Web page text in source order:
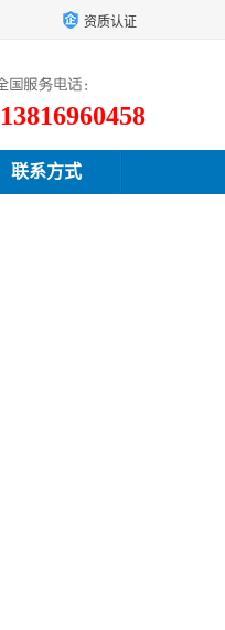
资质认证
13816960458
联系方式